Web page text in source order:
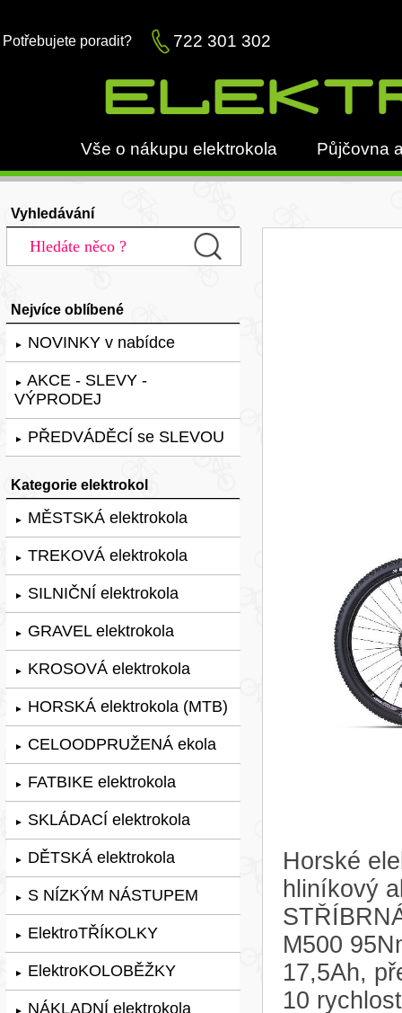
Potřebujete poradit? 722 301 302
Vše o nákupu elektrokola Půjčovna
Vyhledávání
Nejvíce oblíbené
► NOVINKY v nabídce
► AKCE - SLEVY -
VÝPRODEJ
► PŘEDVÁDĚCÍ se SLEVOU
Kategorie elektrokol
► MĚSTSKÁ elektrokola
► TREKOVÁ elektrokola
► SILNIČNÍ elektrokola
► GRAVEL elektrokola
► KROSOVÁ elektrokola
► HORSKÁ elektrokola (MTB)
► CELOODPRUŽENÁ ekola
► FATBIKE elektrokola
► SKLÁDACÍ elektrokola
► DĚTSKÁ elektrokola
► S NÍZKÝM NÁSTUPEM
► ElektroTŘÍKOLKY
► ElektroKOLOBĚŽKY
► NÁKLADNÍ elektrokola
Horské
hliníkový
M500
17,5Ah,
10